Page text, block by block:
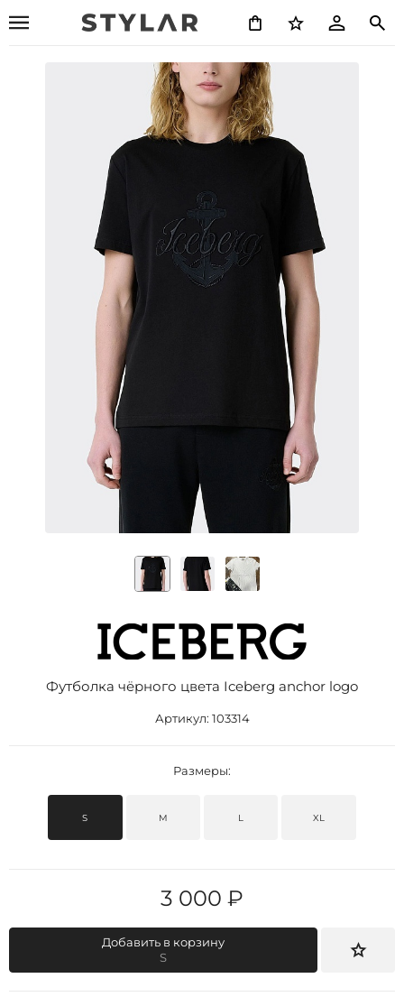
Футболка чёрного цвета Iceberg anchor logo
Артикул: 103314
Размеры:
S M L XL
3 000 ₽
Добавить в корзину
S